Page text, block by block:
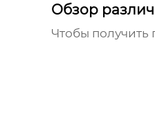
Обзор
Чтобы